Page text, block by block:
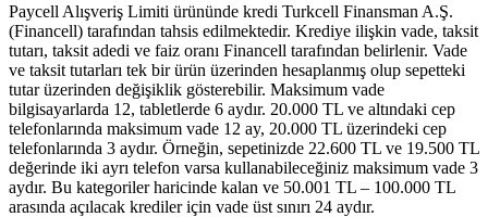
Paycell Alışveriş Limiti ürününde kredi Turkcell Finansman A.Ş.
(Financell) tarafından tahsis edilmektedir. Krediye ilişkin vade, taksit
tutarı, taksit adedi ve faiz oranı Financell tarafından belirlenir. Vade
ve taksit tutarları tek bir ürün üzerinden hesaplanmış olup sepetteki
tutar üzerinden değişiklik gösterebilir. Maksimum vade
bilgisayarlarda 12, tabletlerde 6 aydır. 20.000 TL ve altındaki cep
telefonlarında maksimum vade 12 ay, 20.000 TL üzerindeki cep
telefonlarında 3 aydır. Örneğin, sepetinizde 22.600 TL ve 19.500 TL
değerinde iki ayrı telefon varsa kullanabileceğiniz maksimum vade 3
aydır. Bu kategoriler haricinde kalan ve 50.001 TL – 100.000 TL
arasında açılacak krediler için vade üst sınırı 24 aydır.